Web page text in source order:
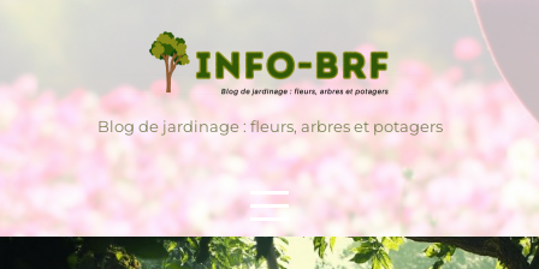
content
Blog de jardinage : fleurs, arbres et potagers